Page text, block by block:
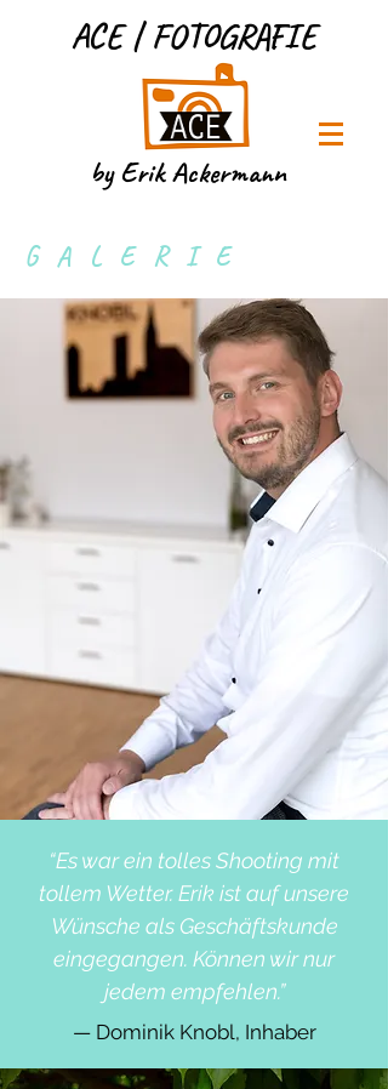
ACE | FOTOGRAFIE
by Erik Ackermann
GALERIE
“Es war ein tolles Shooting mit
tollem Wetter. Erik ist auf unsere
Wünsche als Geschäftskunde
eingegangen. Können wir nur
jedem empfehlen.”
— Dominik Knobl, Inhaber